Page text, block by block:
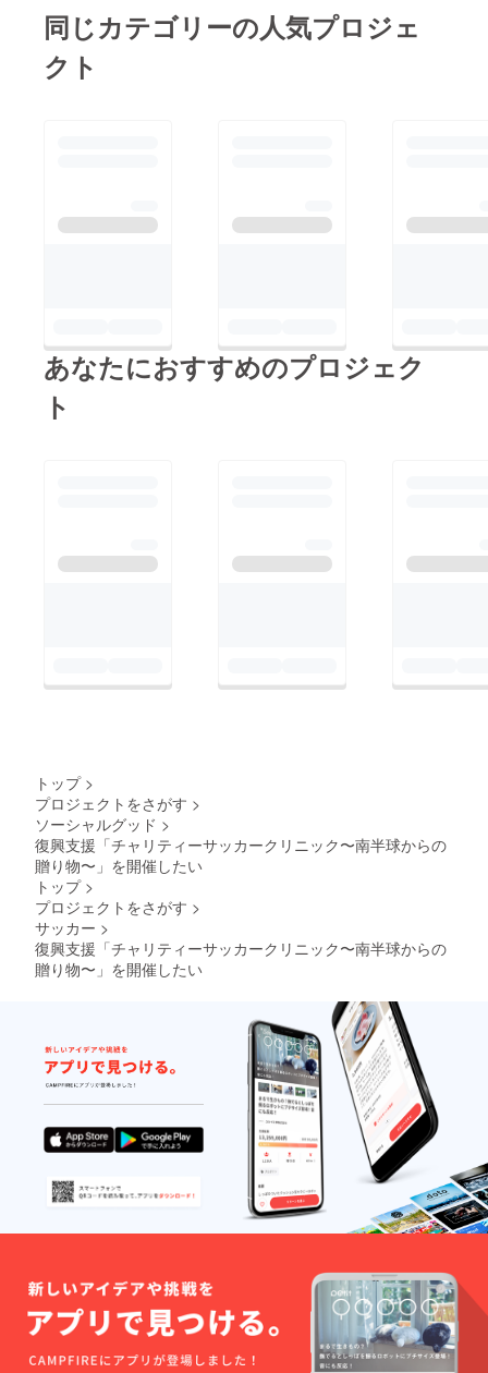
と石巻市と日本とオー
ストラリアが少しでも
同じカテゴリーの人気プロジェ
クト
あなたにおすすめのプロジェク
ト
トップ >
プロジェクトをさがす >
ソーシャルグッド >
復興支援「チャリティーサッカークリニック〜南半球からの
贈り物〜」を開催したい
トップ >
プロジェクトをさがす >
サッカー >
復興支援「チャリティーサッカークリニック〜南半球からの
贈り物〜」を開催したい